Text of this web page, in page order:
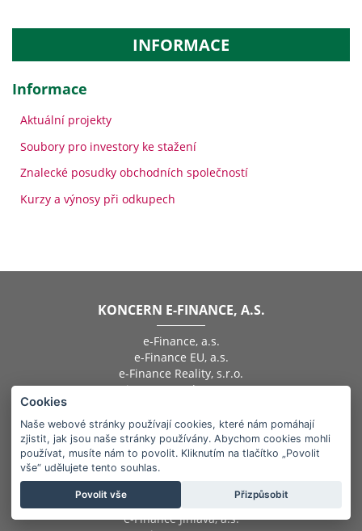
INFORMACE
Informace
Aktuální projekty
Soubory pro investory ke stažení
Znalecké posudky obchodních společností
Kurzy a výnosy při odkupech
KONCERN E-FINANCE, A.S.
e-Finance, a.s.
e-Finance EU, a.s.
e-Finance Reality, s.r.o.
e-Finance Developer, s.r.o.
eFi Palace, s.r.o.
e-Finance Apart Hotel, s.r.o.
eFi Palace Resort, s.r.o.
e-Finance Zámek Račice, s.r.o.
eFi Břeclav, s.r.o.
eFi Sport Centrum, s.r.o.
e-Finance Jihlava, a.s.
Cookies
Naše webové stránky používají cookies, které nám pomáhají
zjistit, jak jsou naše stránky používány. Abychom cookies mohli
používat, musíte nám to povolit. Kliknutím na tlačítko „Povolit
vše“ udělujete tento souhlas.
Povolit vše Přizpůsobit